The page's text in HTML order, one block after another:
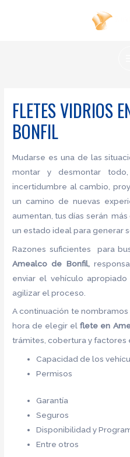
FLETES VIDRIOS
BONFIL
Mudarse es una de las
montar y desmontar
incertidumbre al cambio,
un camino de nuevas
aumentan, tus días serán
un estado ideal para generar
Razones suficientes para
Amealco de Bonfil,
enviar el vehículo
agilizar el proceso.
A continuación te
hora de elegir elflete en
trámites, cobertura y factores
Capacidad de los
Permisos
Garantía
Seguros
Disponibilidad y
Entre otros